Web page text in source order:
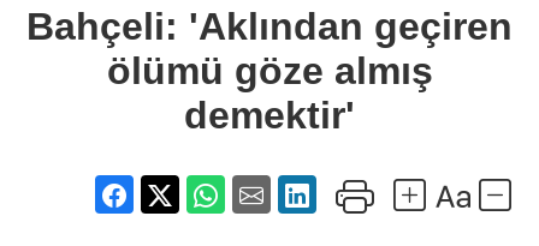
ölümü
göze
demektir'
Bahçeli: 'Aklından geçiren
ölümü göze almış
demektir'